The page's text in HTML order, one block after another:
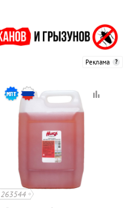
Реклама
263544